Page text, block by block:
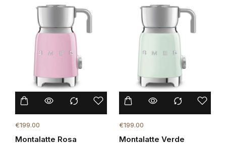
€199.00
Montalatte Rosa
€199.00
Montalatte Verde